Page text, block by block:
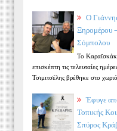
Ο
Ξηρομέρου
Σόμπολου
Το
επισκέπτη τις τελευταίες
Τσιμιτσέλης βρέθηκε στο
Έφυγε
Τοπικής
Σπύρος